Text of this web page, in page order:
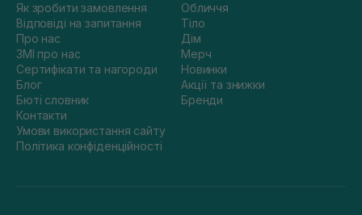
Як зробити замовлення
Відповіді на запитання
Про нас
ЗМІ про нас
Сертифікати та нагороди
Блог
Бюті словник
Контакти
Умови використання сайту
Політика конфіденційності
Обличчя
Тіло
Дім
Мерч
Новинки
Акції та знижки
Бренди